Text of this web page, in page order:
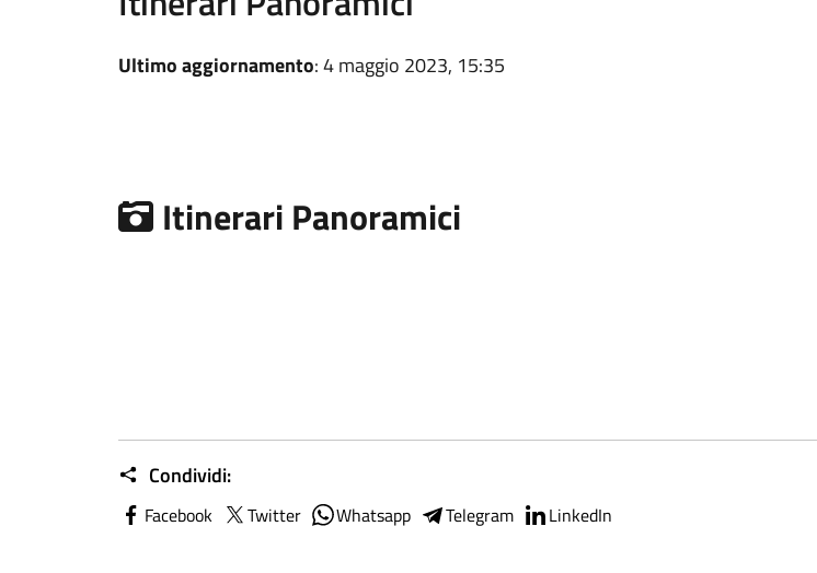
Ultimo aggiornamento: 4 maggio 2023, 15:35
Itinerari Panoramici
Condividi:
Facebook Twitter Whatsapp Telegram LinkedIn